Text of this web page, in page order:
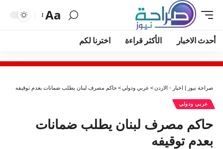
Aa
أحدث الاخبار الأكثر قراءة اخترنا لكم
صراحة نيوز | اخبار - الاردن> عربي ودولي> حاكم مصرف لبنان يطلب ضمانات بعدم توقيفه
عربي ودولي
حاكم مصرف لبنان يطلب ضمانات
بعدم توقيفه